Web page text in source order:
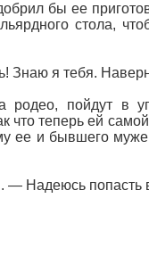
бы ее
стола,
я тебя.
родео, пойдут в
теперь ей
ее и бывшего
Надеюсь попасть